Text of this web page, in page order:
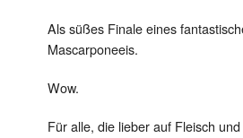
Als süßes Finale eines
Mascarponeeis.
Wow.
Für alle, die lieber auf Fleisch